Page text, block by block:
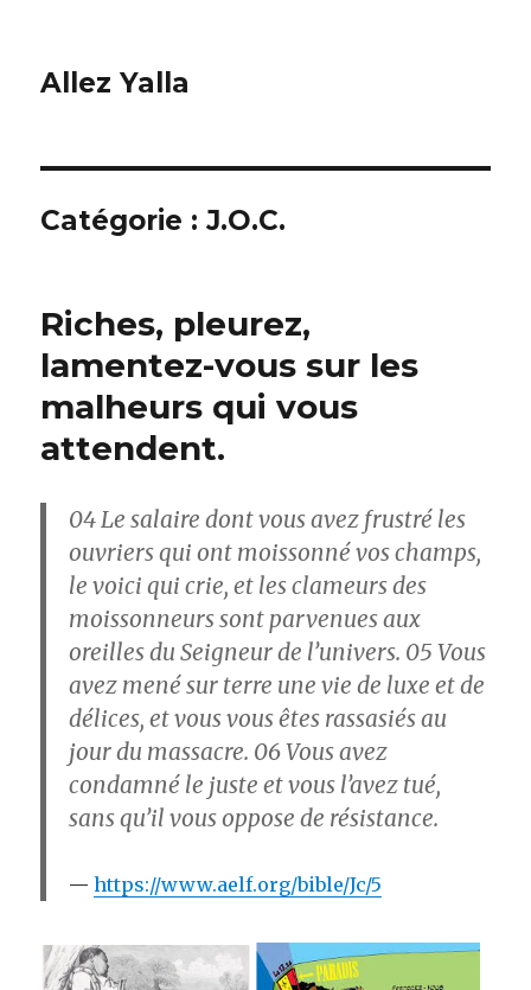
Allez Yalla
Catégorie :J.O.C.
Riches, pleurez,
lamentez-vous sur les
malheurs qui vous
attendent.
04Le salaire dont vous avez frustré les
ouvriers qui ont moissonné vos champs,
le voici qui crie, et les clameurs des
moissonneurs sont parvenues aux
oreilles du Seigneur de l’univers. 05 Vous
avez mené sur terre une vie de luxe et de
délices, et vous vous êtes rassasiés au
jour du massacre. 06Vous avez
condamné le juste et vous l’avez tué,
sans qu’il vous oppose de résistance.
https://www.aelf.org/bible/Jc/5